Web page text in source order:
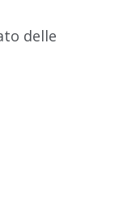
delle